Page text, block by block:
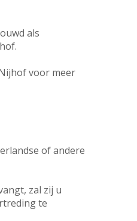
als
voor meer
of andere
zal zij u
te